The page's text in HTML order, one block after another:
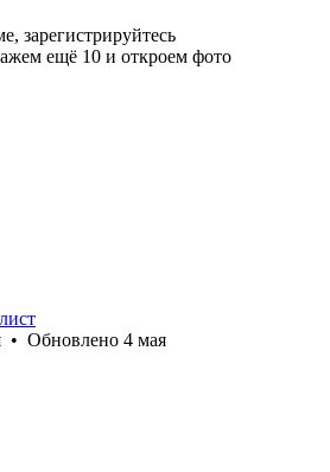
зарегистрируйтесь
ещё 10 и откроем фото
• Обновлено 4 мая